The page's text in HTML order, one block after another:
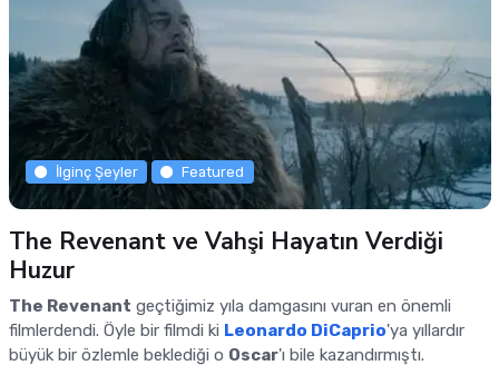
İlginç Şeyler Featured
The Revenant ve Vahşi Hayatın Verdiği
Huzur
The Revenant geçtiğimiz yıla damgasını vuran en önemli
filmlerdendi. Öyle bir filmdi ki Leonardo DiCaprio'ya yıllardır
büyük bir özlemle beklediği o Oscar'ı bile kazandırmıştı.